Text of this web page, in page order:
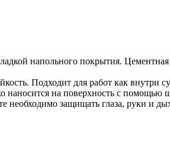
напольного покрытия.
Подходит для работ как
на поверхность с
необходимо защищать глаза, руки и